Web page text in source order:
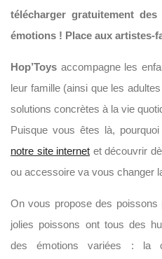
télécharger gratuitement
émotions ! Place aux artistes-
Hop’Toys accompagne les
leur famille (ainsi que les
solutions concrètes à la vie
Puisque vous êtes là,
notre site internet et découvrir
ou accessoire va vous changer
On vous propose des
jolies poissons ont tous des
des émotions variées : la